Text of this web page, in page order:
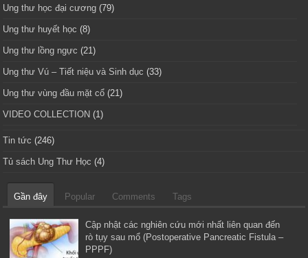
Ung thư học đại cương (79)
Ung thư huyết học (8)
Ung thư lồng ngực (21)
Ung thư Vú – Tiết niệu và Sinh dục (33)
Ung thư vùng đầu mặt cổ (21)
VIDEO COLLECTION (1)
Tin tức (246)
Tủ sách Ung Thư Học (4)
Gần đây Popular Comments Tags
Cập nhật các nghiên cứu mới nhất liên quan đến
rò tụy sau mổ (Postoperative Pancreatic Fistula –
PPPF)